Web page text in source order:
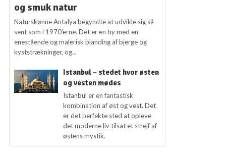
og smuk natur
Naturskønne Antalya begyndte at udvikle sig så
sent som i 1970’erne. Det er en by med en
enestående og malerisk blanding af bjerge og
kyststrækninger, og...
Istanbul – stedet hvor østen
og vesten mødes
Istanbul er en fantastisk
kombination af øst og vest. Det
er det perfekte sted at opleve
det moderne liv tilsat et strejf af
østens mystik.